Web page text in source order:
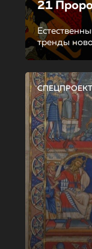
21
тренды
СПЕЦПРОЕКТ